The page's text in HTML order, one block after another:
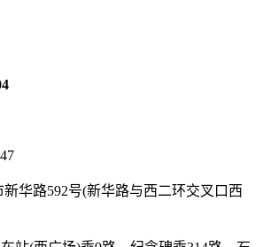
新华路592号(新华路与西二环交叉口西